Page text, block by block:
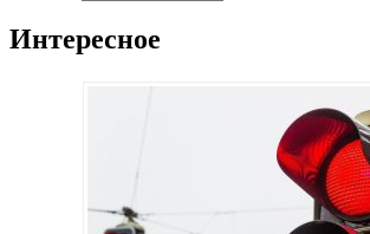
Интересное